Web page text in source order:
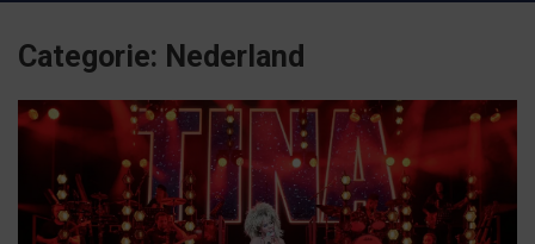
Categorie: Nederland